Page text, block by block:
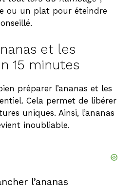
d
o
ou un plat pour éteindre
et les
15 minutes
préparer l’ananas et les
Cela permet de libérer
uniques. Ainsi, l’ananas
inoubliable.
l’ananas